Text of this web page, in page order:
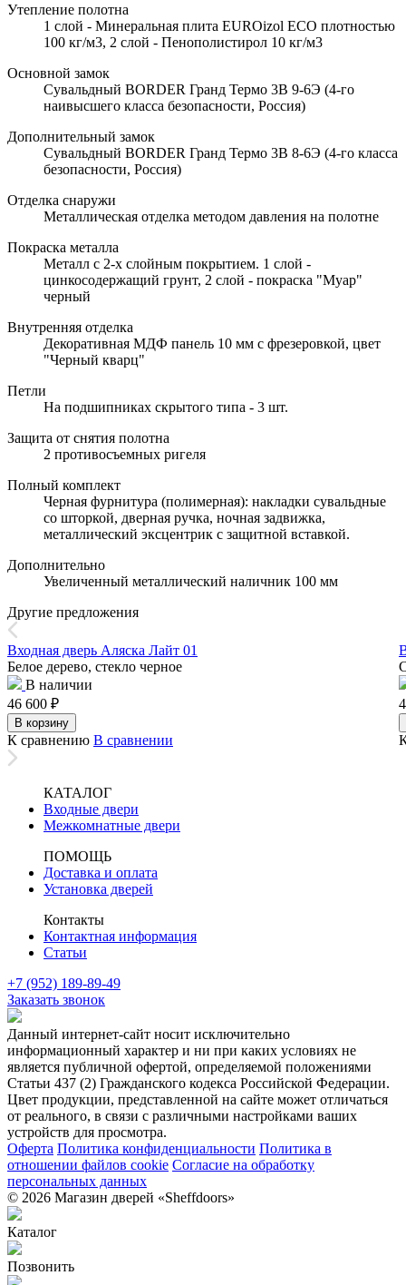
Утепление полотна
1 слой - Минеральная плита EUROizol ECO плотностью
100 кг/м3, 2 слой - Пенополистирол 10 кг/м3
Основной замок
Сувальдный BORDER Гранд Термо 3В 9-6Э (4-го
наивысшего класса безопасности, Россия)
Дополнительный замок
Сувальдный BORDER Гранд Термо 3В 8-6Э (4-го класса
безопасности, Россия)
Отделка снаружи
Металлическая отделка методом давления на полотне
Покраска металла
Металл с 2-х слойным покрытием. 1 слой -
цинкосодержащий грунт, 2 слой - покраска "Муар"
черный
Внутренняя отделка
Декоративная МДФ панель 10 мм с фрезеровкой, цвет
"Черный кварц"
Петли
На подшипниках скрытого типа - 3 шт.
Защита от снятия полотна
2 противосъемных ригеля
Полный комплект
Черная фурнитура (полимерная): накладки сувальдные
со шторкой, дверная ручка, ночная задвижка,
металлический эксцентрик с защитной вставкой.
Дополнительно
Увеличенный металлический наличник 100 мм
Другие предложения
Входная дверь Аляска Лайт 01
Белое дерево, стекло черное
В наличии
46 600 ₽
В корзину
К сравнению В сравнении
КАТАЛОГ
Входные двери
Межкомнатные двери
ПОМОЩЬ
Доставка и оплата
Установка дверей
Контакты
Контактная информация
Статьи
+7 (952) 189-89-49
Заказать звонок
Данный интернет-сайт носит исключительно
информационный характер и ни при каких условиях не
является публичной офертой, определяемой положениями
Статьи 437 (2) Гражданского кодекса Российской Федерации.
Цвет продукции, представленной на сайте может отличаться
от реального, в связи с различными настройками ваших
устройств для просмотра.
Оферта Политика конфиденциальности Политика в
отношении файлов cookie Согласие на обработку
персональных данных
© 2026 Магазин дверей «Sheffdoors»
Каталог
Позвонить